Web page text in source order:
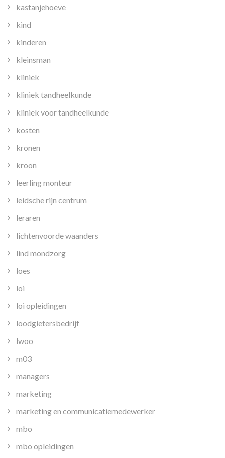
kastanjehoeve
kind
kinderen
kleinsman
kliniek
kliniek tandheelkunde
kliniek voor tandheelkunde
kosten
kronen
kroon
leerling monteur
leidsche rijn centrum
leraren
lichtenvoorde waanders
lind mondzorg
loes
loi
loi opleidingen
loodgietersbedrijf
lwoo
m03
managers
marketing
marketing en communicatiemedewerker
mbo
mbo opleidingen